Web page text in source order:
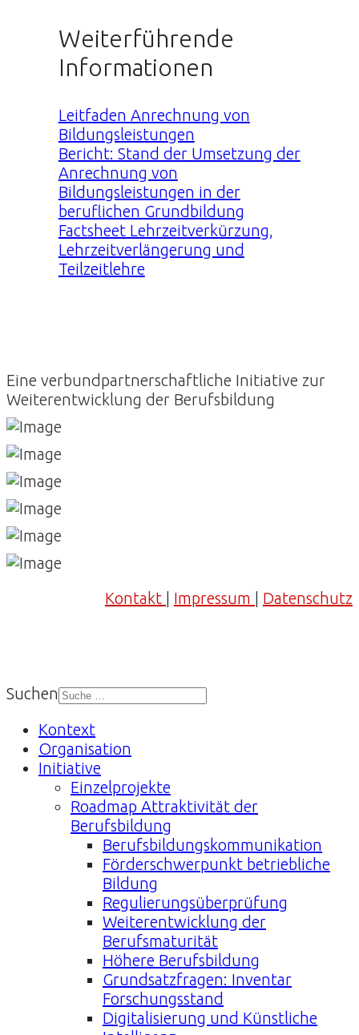
Weiterführende
Informationen
Leitfaden Anrechnung von
Bildungsleistungen
Bericht: Stand der Umsetzung der
Anrechnung von
Bildungsleistungen in der
beruflichen Grundbildung
Factsheet Lehrzeitverkürzung,
Lehrzeitverlängerung und
Teilzeitlehre
Eine verbundpartnerschaftliche Initiative zur
Weiterentwicklung der Berufsbildung
Kontakt Impressum Datenschutz
Suchen
Kontext
Organisation
Initiative
Einzelprojekte
Roadmap Attraktivität der
Berufsbildung
Berufsbildungskommunikation
Förderschwerpunkt betriebliche
Bildung
Regulierungsüberprüfung
Weiterentwicklung der
Berufsmaturität
Höhere Berufsbildung
Grundsatzfragen: Inventar
Forschungsstand
Digitalisierung und Künstliche